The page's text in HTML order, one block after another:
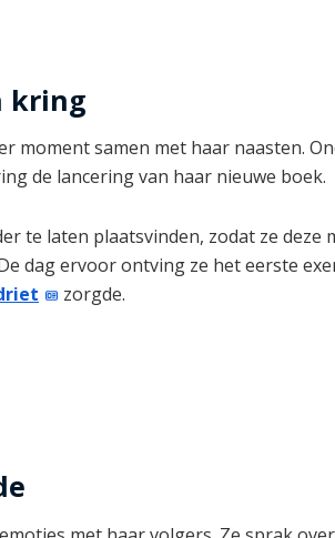
kring
moment samen met haar naasten.
de lancering van haar nieuwe boek.
te laten plaatsvinden, zodat ze deze
dag ervoor ontving ze het eerste
zorgde.